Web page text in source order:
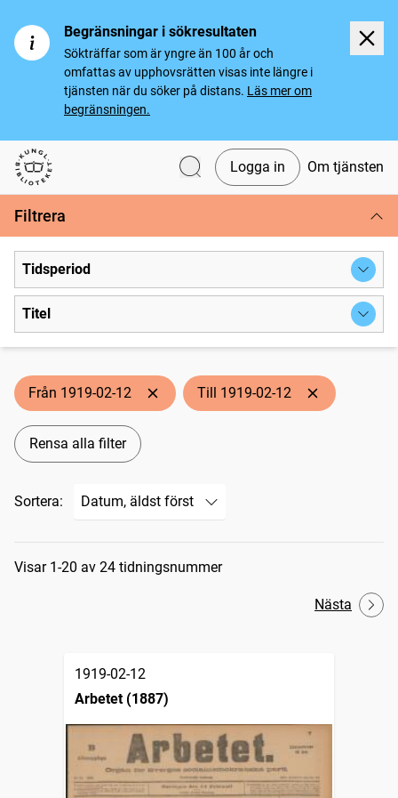
Begränsningar i sökresultaten
Sökträffar som är yngre än 100 år och
omfattas av upphovsrätten visas inte längre i
tjänsten när du söker på distans. Läs mer om
begränsningen.
Svenska tidningar
Logga in Om tjänsten
Filtrera
Tidsperiod
Titel
Från 1919-02-12 Till 1919-02-12
Rensa alla filter
Sortera:
Sökresultat
Visar 1-20 av 24 tidningsnummer
Nästa
1919-02-12
Arbetet (1887)